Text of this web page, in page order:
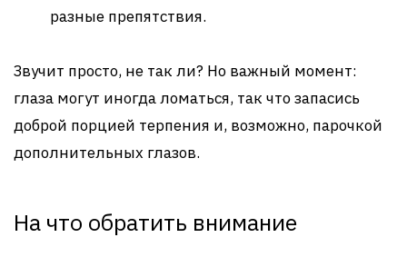
разные препятствия.
Звучит просто, не так ли? Но важный момент:
глаза могут иногда ломаться, так что запасись
доброй порцией терпения и, возможно, парочкой
дополнительных глазов.
На что обратить внимание